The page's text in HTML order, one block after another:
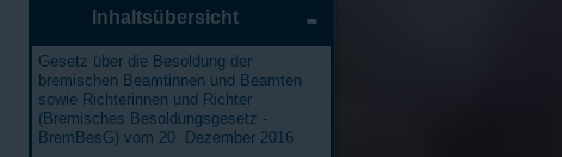
Inhaltsübersicht
Gesetz über die Besoldung der
bremischen Beamtinnen und Beamten
sowie Richterinnen und Richter
(Bremisches Besoldungsgesetz -
BremBesG) vom 20. Dezember 2016